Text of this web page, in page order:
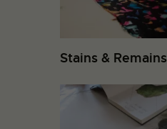
Stains & Remains